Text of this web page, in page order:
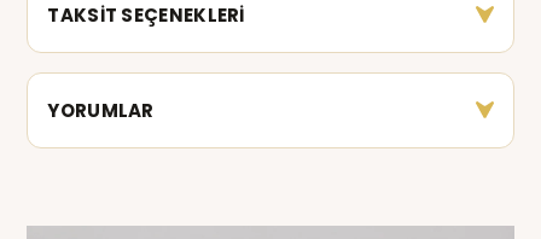
TAKSİT SEÇENEKLERİ
YORUMLAR